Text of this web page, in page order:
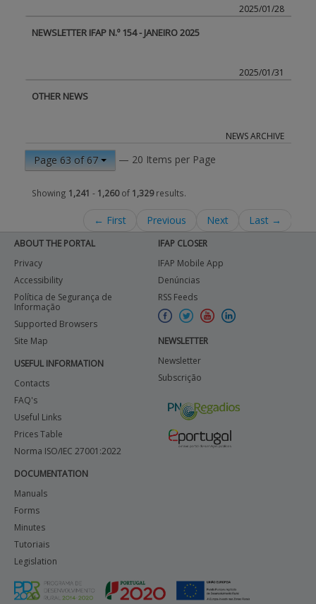
2025/01/28
NEWSLETTER IFAP N.º 154 - JANEIRO 2025
2025/01/31
OTHER NEWS
NEWS ARCHIVE
Page 63 of 67 — 20 Items per Page
Showing 1,241 - 1,260of 1,329results.
← First Previous Next Last →
ABOUT THE PORTAL
Privacy
Accessibility
Política de Segurança de
Informação
Supported Browsers
Site Map
USEFUL INFORMATION
Contacts
FAQ's
Useful Links
Prices Table
Norma ISO/IEC 27001:2022
DOCUMENTATION
Manuals
Forms
Minutes
Tutoriais
Legislation
IFAP CLOSER
IFAP Mobile App
Denúncias
RSS Feeds
NEWSLETTER
Newsletter
Subscrição